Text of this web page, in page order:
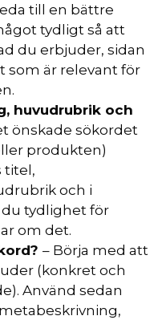
till en bättre
tydligt så att
du erbjuder, sidan
som är relevant för
huvudrubrik och
önskade sökordet
produkten)
titel,
och i
tydlighet för
om det.
– Börja med att
(konkret och
Använd sedan